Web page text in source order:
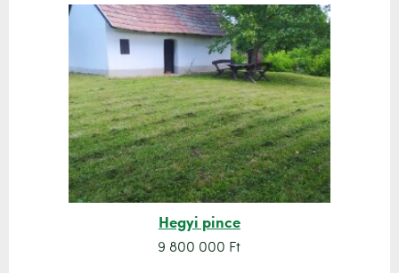
Hegyi pince
9 800 000 Ft